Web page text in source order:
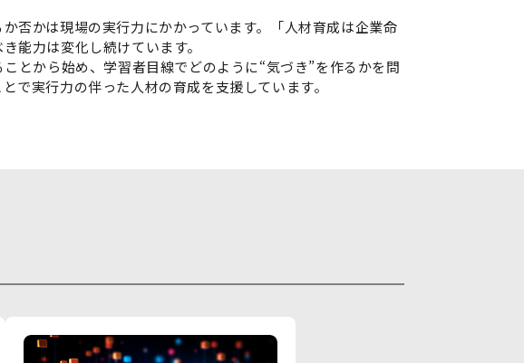
否かは現場の実行力にかかっています。「人材育成は企業命
能力は変化し続けています。
とから始め、学習者目線でどのように“気づき”を作るかを問
で実行力の伴った人材の育成を支援しています。